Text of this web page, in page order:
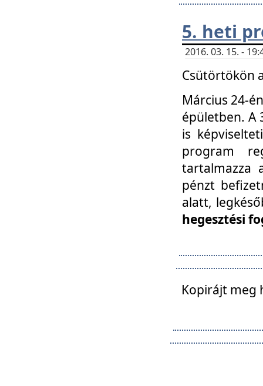
5. heti
2016. 03. 15. -
Csütörtökön
Március 24-
épületben. A
is
program
tartalmazza
pénzt
alatt,
hegesztési
Kopirájt meg